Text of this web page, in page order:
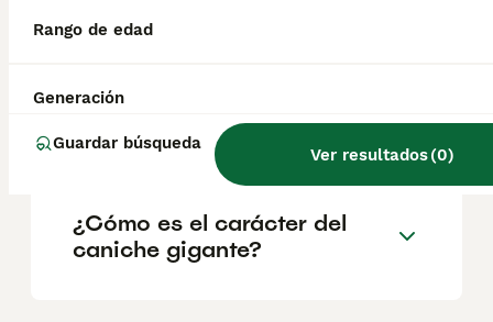
Rango de edad
Generación
Guardar búsqueda
Ver resultados(0)
de caniche?
¿Cuánto cuesta un caniche
grande?
¿Cómo es el carácter del
caniche gigante?